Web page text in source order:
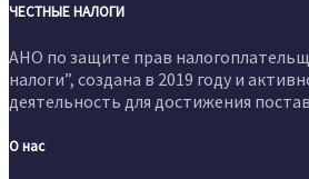
ЧЕСТНЫЕ НАЛОГИ
АНО по защите прав
налоги”, создана в 2019 году и
деятельность для достижения
О нас